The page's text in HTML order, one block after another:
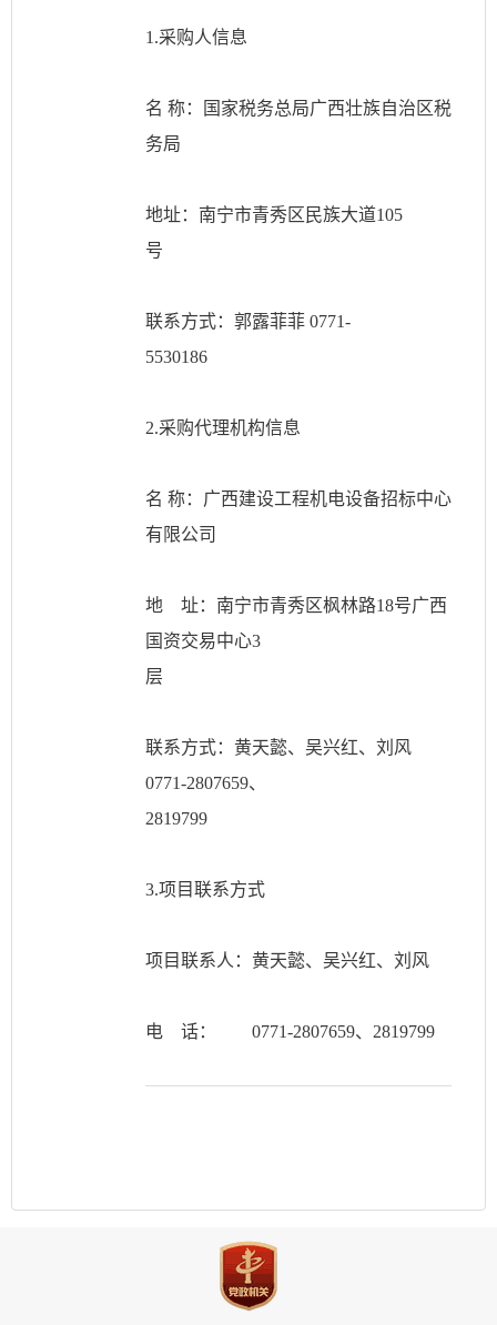
1.采购人信息
名 称：国家税务总局广西壮族自治区税
务局
地址：南宁市青秀区民族大道105
号
联系方式：郭露菲菲 0771-
5530186
2.采购代理机构信息
名 称：广西建设工程机电设备招标中心
有限公司
地 址：南宁市青秀区枫林路18号广西
国资交易中心3
层
联系方式：黄天懿、吴兴红、刘风
0771-2807659、
2819799
3.项目联系方式
项目联系人：黄天懿、吴兴红、刘风
电 话： 0771-2807659、2819799